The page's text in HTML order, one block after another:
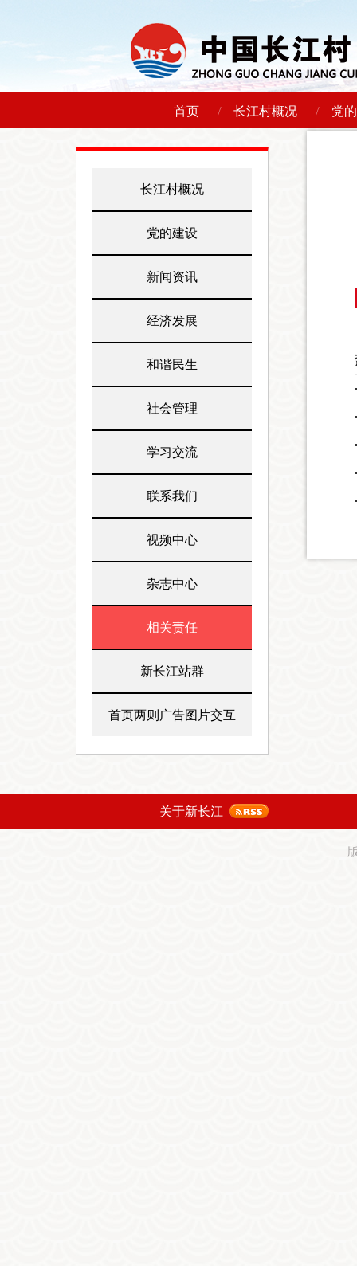
首页 / 长江村概况 / 党
长江村概况
党的建设
新闻资讯
经济发展
和谐民生
社会管理
学习交流
联系我们
视频中心
杂志中心
相关责任
新长江站群
首页两则广告图片交互
关于新长江